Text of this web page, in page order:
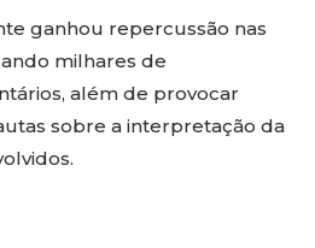
ganhou repercussão nas
milhares de
além de provocar
sobre a interpretação da